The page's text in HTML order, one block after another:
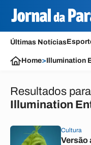
Últimas Notícias
Home>Illumination
Resultados
Illumination
Cultura
Versão